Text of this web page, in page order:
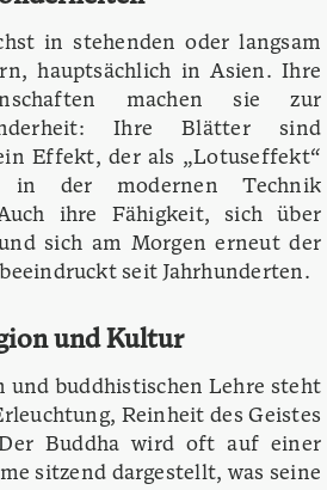
in stehenden oder langsam
hauptsächlich in Asien. Ihre
machen sie zur
Ihre Blätter sind
Effekt, der als „Lotuseffekt“
der modernen Technik
ihre Fähigkeit, sich über
sich am Morgen erneut der
seit Jahrhunderten.
und Kultur
und buddhistischen Lehre steht
Reinheit des Geistes
Buddha wird oft auf einer
sitzend dargestellt, was seine